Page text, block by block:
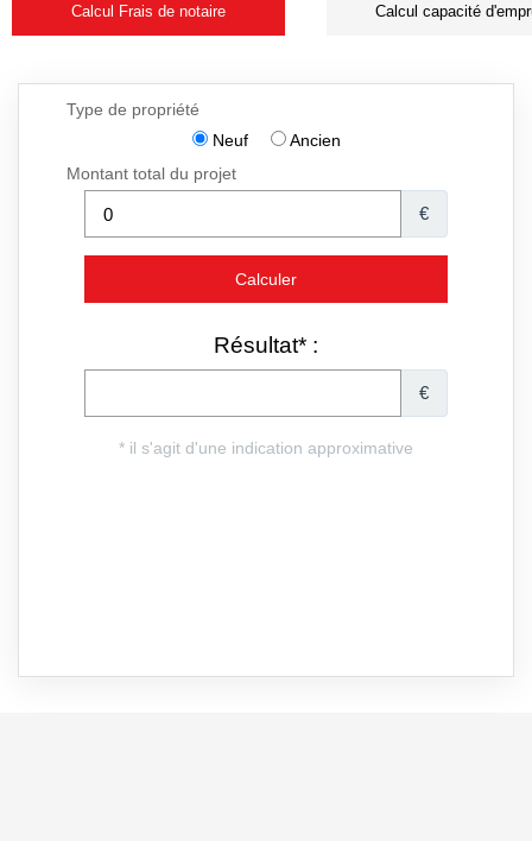
Calcul Frais de notaire Calcul capacité